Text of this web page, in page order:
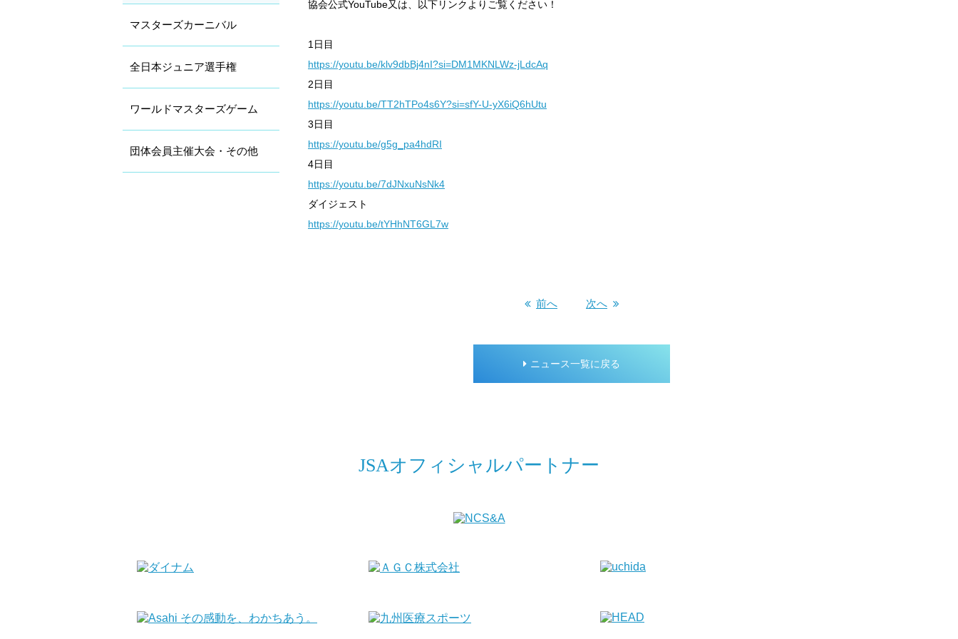
協会公式YouTube又は、以下リンクよりご覧ください！
1日目
https://youtu.be/klv9dbBj4nI?si=DM1MKNLWz-jLdcAq
2日目
https://youtu.be/TT2hTPo4s6Y?si=sfY-U-yX6iQ6hUtu
3日目
https://youtu.be/g5g_pa4hdRI
4日目
https://youtu.be/7dJNxuNsNk4
ダイジェスト
https://youtu.be/tYHhNT6GL7w
前へ 次へ
ニュース一覧に戻る
マスターズカーニバル
全日本ジュニア選手権
ワールドマスターズゲーム
団体会員主催大会・その他
JSAオフィシャルパートナー